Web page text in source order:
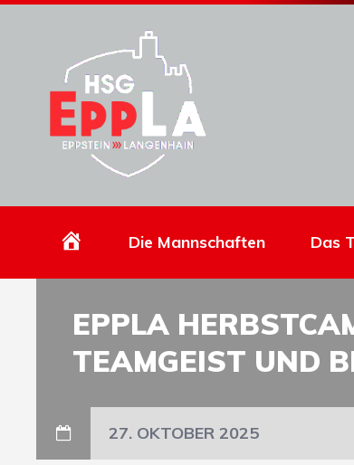
HomepageDie Mannschaften Das
EPPLA
TEAMGEIST UND
27. OKTOBER 2025